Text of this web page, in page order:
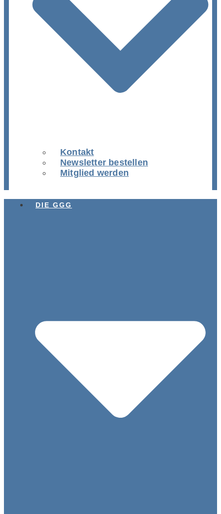
Kontakt
Newsletter bestellen
Mitglied werden
DIE GGG